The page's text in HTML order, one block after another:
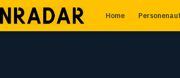
Home